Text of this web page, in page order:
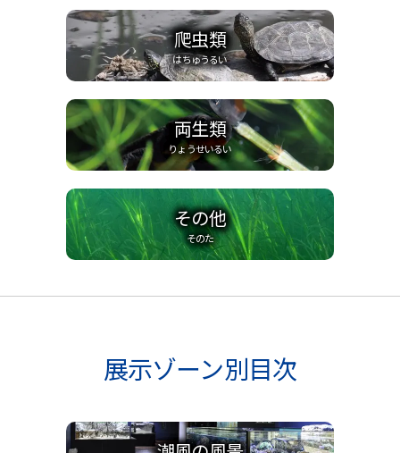
爬虫類
はちゅうるい
両生類
りょうせいるい
その他
そのた
展示ゾーン別目次